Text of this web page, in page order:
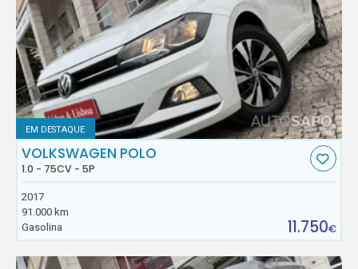
EM DESTAQUE
VOLKSWAGEN POLO
1.0 - 75CV - 5P
2017
91.000 km
Gasolina
11.750€